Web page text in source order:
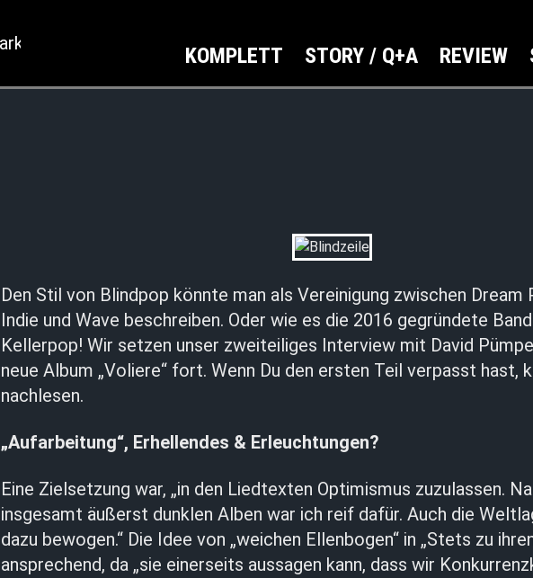
KOMPLETT STORY / Q+A REVIEW
Den Stil von Blindpop könnte man als Vereinigung zwischen Dream
Indie und Wave beschreiben. Oder wie es die 2016 gegründete
Kellerpop! Wir setzen unser zweiteiliges Interview mit David
neue Album „Voliere“ fort. Wenn Du den ersten Teil verpasst hast,
nachlesen.
„Aufarbeitung“, Erhellendes & Erleuchtungen?
Eine Zielsetzung war, „in den Liedtexten Optimismus zuzulassen.
insgesamt äußerst dunklen Alben war ich reif dafür. Auch die
dazu bewogen.“ Die Idee von „weichen Ellenbogen“ in „Stets zu
ansprechend, da „sie einerseits aussagen kann, dass wir